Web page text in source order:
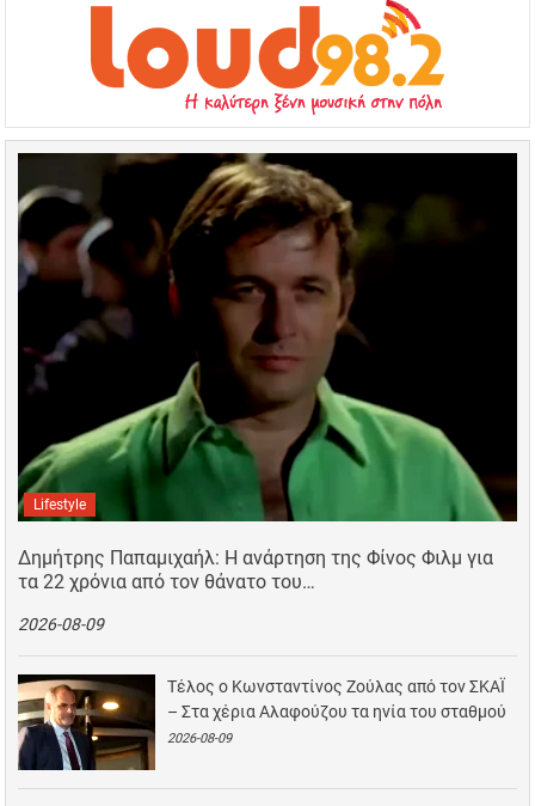
Lifestyle
Δημήτρης Παπαμιχαήλ: Η ανάρτηση της Φίνος Φιλμ για
τα 22 χρόνια από τον θάνατο του…
2026-08-09
Τέλος ο Κωνσταντίνος Ζούλας από τον ΣΚΑΪ
– Στα χέρια Αλαφούζου τα ηνία του σταθμού
2026-08-09